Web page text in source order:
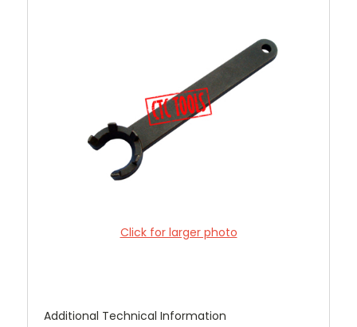
Click for larger photo
Additional Technical Information